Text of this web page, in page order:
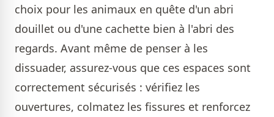
choix pour les animaux en quête d'un abri
douillet ou d'une cachette bien à l'abri des
regards. Avant même de penser à les
dissuader, assurez-vous que ces espaces sont
correctement sécurisés : vérifiez les
ouvertures, colmatez les fissures et renforcez